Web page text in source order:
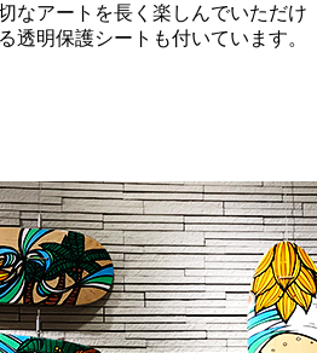
なアートを長く楽しんでいただけ
透明保護シートも付いています。